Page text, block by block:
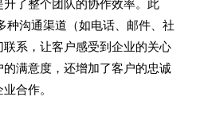
了整个团队的协作效率。此
种沟通渠道（如电话、邮件、社
系，让客户感受到企业的关心
满意度，还增加了客户的忠诚
合作。